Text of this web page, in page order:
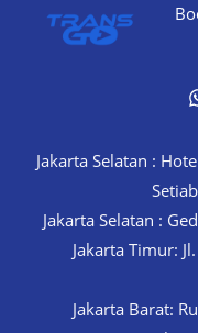
Jakarta Selatan :
Jakarta Selatan :
Jakarta Timur:
Jakarta Barat: